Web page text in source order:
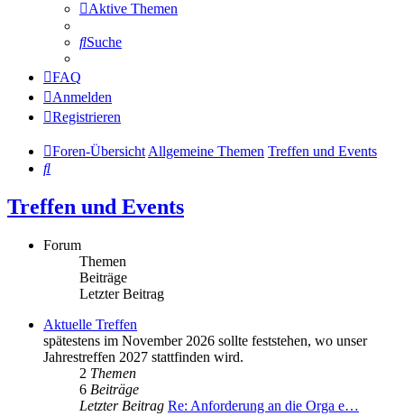
Aktive Themen
Suche
FAQ
Anmelden
Registrieren
Foren-ÜbersichtAllgemeine Themen Treffen und Events
Suche
Treffen und Events
Forum
Themen
Beiträge
Letzter Beitrag
Aktuelle Treffen
spätestens im November 2026 sollte feststehen, wo unser
Jahrestreffen 2027 stattfinden wird.
2 Themen
6 Beiträge
Letzter Beitrag Re: Anforderung an die Orga e…